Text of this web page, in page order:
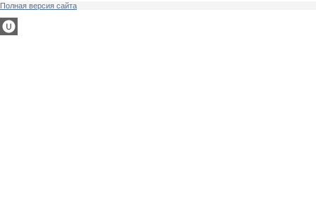
Полная версия сайта